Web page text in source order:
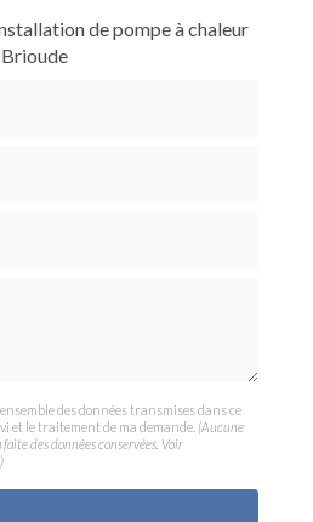
de pompe à chaleur
des données transmises dans ce
le traitement de ma demande. (Aucune
des données conservées. Voir
)